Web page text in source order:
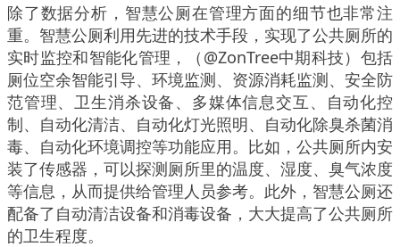
除了数据分析，智慧公厕在管理方面的细节也非常注
重。智慧公厕利用先进的技术手段，实现了公共厕所的
实时监控和智能化管理，（@ZonTree中期科技）包括
厕位空余智能引导、环境监测、资源消耗监测、安全防
范管理、卫生消杀设备、多媒体信息交互、自动化控
制、自动化清洁、自动化灯光照明、自动化除臭杀菌消
毒、自动化环境调控等功能应用。比如，公共厕所内安
装了传感器，可以探测厕所里的温度、湿度、臭气浓度
等信息，从而提供给管理人员参考。此外，智慧公厕还
配备了自动清洁设备和消毒设备，大大提高了公共厕所
的卫生程度。